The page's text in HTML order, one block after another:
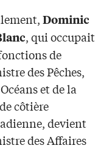
Dominic
, qui occupait
de
des Pêches,
et de la
côtière
devient
des Affaires